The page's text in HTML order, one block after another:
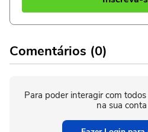
Comentários (0)
Para poder interagir com
na sua